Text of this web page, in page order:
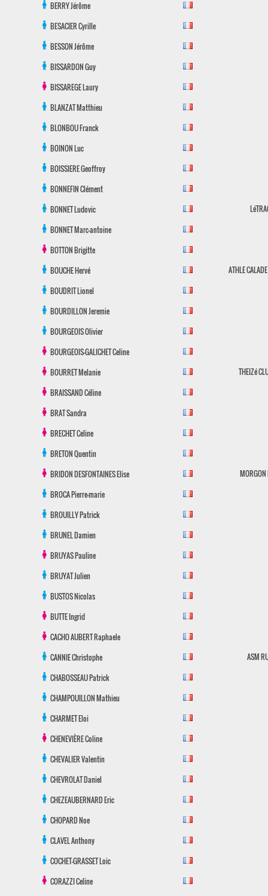
BERRYJérôme
BESACIERCyrille
BESSONJérôme
BISSARDONGuy
BISSAREGELaury
BLANZATMatthieu
BLONBOUFranck
BOINONLuc
BOISSIEREGeoffroy
BONNEFINClément
BONNETLudovic
BONNETMarc-antoine
BOTTONBrigitte
BOUCHEHervé ATHLE
BOUDRITLionel
BOURDILLONJeremie
BOURGEOISOlivier
BOURGEOIS-GALICHETCeline
BOURRETMelanie THEIZé
BRAISSANDCéline
BRATSandra
BRECHETCeline
BRETONQuentin
BRIDON DESFONTAINESElise MORGON
BROCAPierre-marie
BROUILLYPatrick
BRUNELDamien
BRUYASPauline
BRUYATJulien
BUSTOSNicolas
BUTTEIngrid
CACHO AUBERTRaphaele
CANNIEChristophe ASM
CHABOSSEAUPatrick
CHAMPOUILLONMathieu
CHARMETEloi
CHENEVIÈREColine
CHEVALIERValentin
CHEVROLATDaniel
CHEZEAUBERNARDEric
CHOPARDNoe
CLAVELAnthony
COCHET-GRASSETLoic
CORAZZICeline